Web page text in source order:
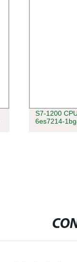
S7-1200
6es7214-